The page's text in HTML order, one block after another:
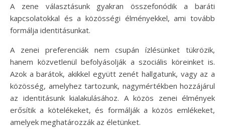
A zene választásunk gyakran összefonódik a baráti
kapcsolatokkal és a közösségi élményekkel, ami tovább
formálja identitásunkat.
A zenei preferenciák nem csupán ízlésünket tükrözik,
hanem közvetlenül befolyásolják a szociális köreinket is.
Azok a barátok, akikkel együtt zenét hallgatunk, vagy az a
közösség, amelyhez tartozunk, nagymértékben hozzájárul
az identitásunk kialakulásához. A közös zenei élmények
erősítik a kötelékeket, és formálják a közös emlékeket,
amelyek meghatározzák az életünket.